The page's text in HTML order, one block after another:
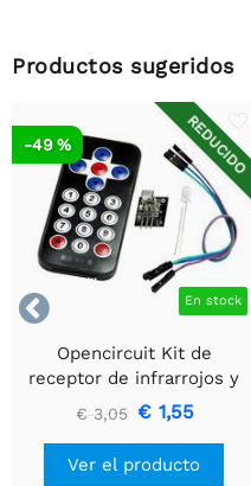
Productos sugeridos

REDUCIDO
En stock
-49 %
Opencircuit Kit de
receptor de infrarrojos y
mando a distancia.
€ 3,05 € 1,55
Ver el producto